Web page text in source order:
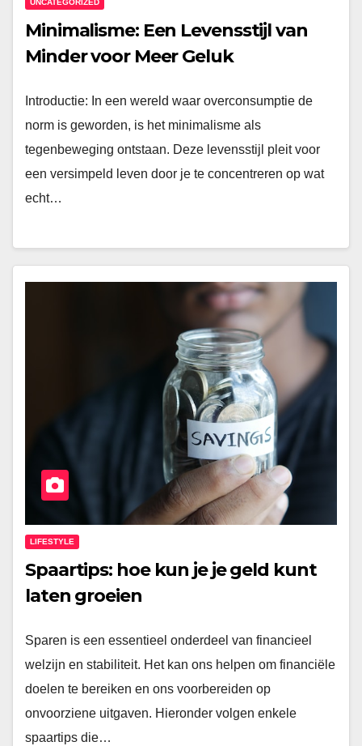
UNCATEGORIZED
Minimalisme: Een Levensstijl van
Minder voor Meer Geluk
Introductie: In een wereld waar overconsumptie de
norm is geworden, is het minimalisme als
tegenbeweging ontstaan. Deze levensstijl pleit voor
een versimpeld leven door je te concentreren op wat
echt…
LIFESTYLE
Spaartips: hoe kun je je geld kunt
laten groeien
Sparen is een essentieel onderdeel van financieel
welzijn en stabiliteit. Het kan ons helpen om financiële
doelen te bereiken en ons voorbereiden op
onvoorziene uitgaven. Hieronder volgen enkele
spaartips die…